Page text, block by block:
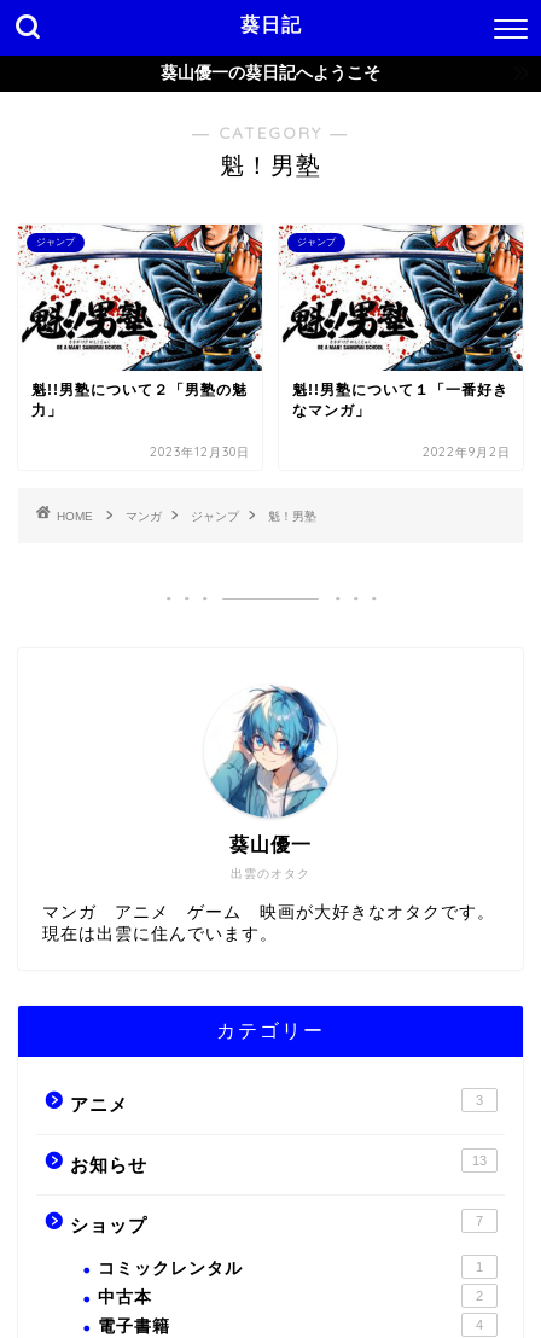
葵日記
葵山優一の葵日記へようこそ
― CATEGORY ―
魁！男塾
ジャンプ
魁!!男塾について２「男塾の魅
力」
2023年12月30日
ジャンプ
魁!!男塾について１「一番好き
なマンガ」
2022年9月2日
HOME マンガ ジャンプ 魁！男塾
出雲のオタク
葵山優一
マンガ アニメ ゲーム 映画が大好きなオタクです。
現在は出雲に住んでいます。
カテゴリー
アニメ 3
お知らせ 13
ショップ 7
コミックレンタル 1
中古本 2
電子書籍 4